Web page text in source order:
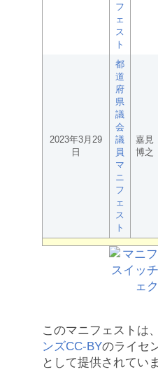
フ
ェ
ス
ト
2023年3月29
日
都
道
府
県
議
会
議
員
マ
ニ
フ
ェ
ス
ト
嘉見
博之
このマニフェストは、
ンズCC-BYのライセ
として提供されてい